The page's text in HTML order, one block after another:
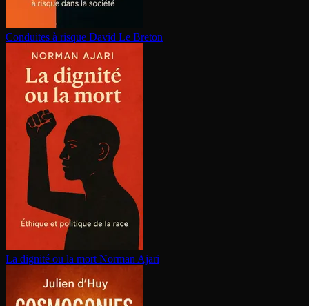
Conduites à risque David Le Breton
La dignité ou la mort Norman Ajari